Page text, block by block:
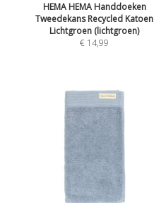
HEMA HEMA Handdoeken
Tweedekans Recycled Katoen
Lichtgroen (lichtgroen)
€ 14,99